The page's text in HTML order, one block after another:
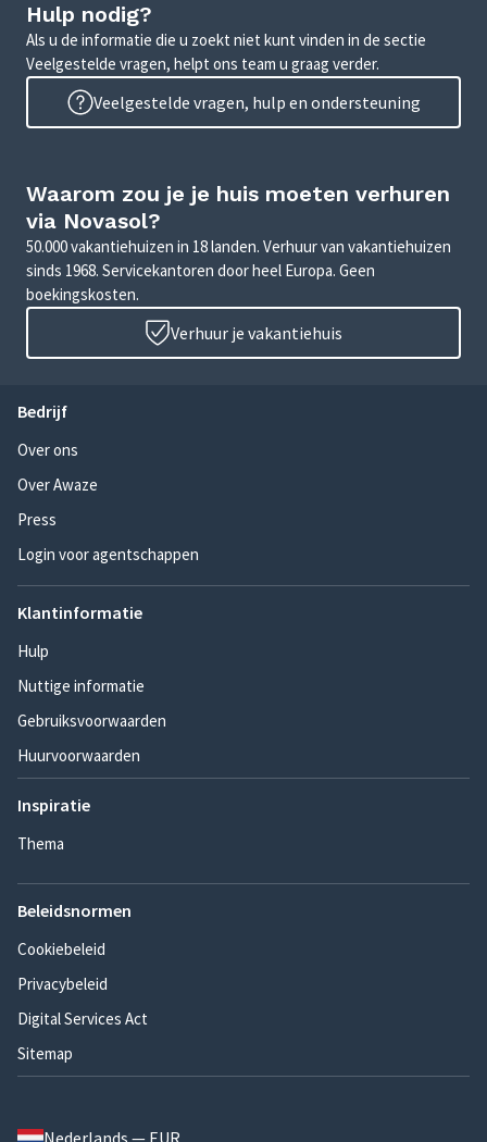
Hulp nodig?
Als u de informatie die u zoekt niet kunt vinden in de sectie
Veelgestelde vragen, helpt ons team u graag verder.
Veelgestelde vragen, hulp en ondersteuning
Waarom zou je je huis moeten verhuren
via Novasol?
50.000 vakantiehuizen in 18 landen. Verhuur van vakantiehuizen
sinds 1968. Servicekantoren door heel Europa. Geen
boekingskosten.
Verhuur je vakantiehuis
Bedrijf
Over ons
Over Awaze
Press
Login voor agentschappen
Klantinformatie
Hulp
Nuttige informatie
Gebruiksvoorwaarden
Huurvoorwaarden
Inspiratie
Thema
Beleidsnormen
Cookiebeleid
Privacybeleid
Digital Services Act
Sitemap
Nederlands — EUR